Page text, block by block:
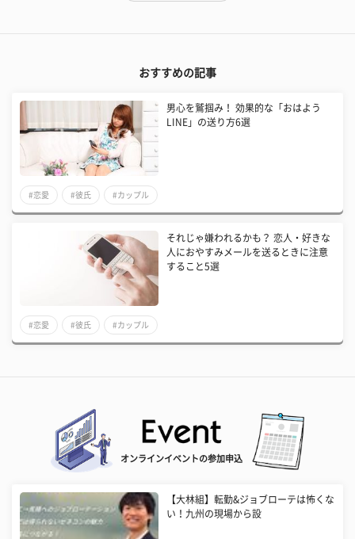
おすすめの記事
男心を鷲掴み！ 効果的な「おはよう
LINE」の送り方6選
#恋愛 #彼氏 #カップル
それじゃ嫌われるかも？ 恋人・好きな
人におやすみメールを送るときに注意
すること5選
#恋愛 #彼氏 #カップル
オンラインイベントの参加申込
【大林組】転勤&ジョブローテは怖くな
い！九州の現場から設